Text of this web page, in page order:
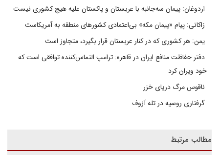
اردوغان: پیمان سه‌جانبه با عربستان و پاکستان علیه هیچ کشوری نیست
زاکانی: پیام «پیمان مکه» بی‌اعتمادی کشورهای منطقه به آمریکاست
یمن: هر کشوری که در کنار عربستان قرار بگیرد، متجاوز است
دفتر حفاظت منافع ایران در قاهره: ترامپ التماس‌کننده توافقی است که
خود ویران کرد
ناقوس مرگ دریای خزر
گرفتاری روسیه در تله آزوف
مطالب مرتبط